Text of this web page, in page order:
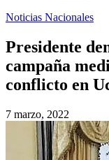
Noticias Nacionales
Presidente
campaña
conflicto en
7 marzo, 2022